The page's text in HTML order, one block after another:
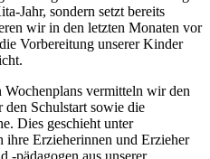
Jahr, sondern setzt bereits
wir in den letzten Monaten vor
Vorbereitung unserer Kinder
vermitteln wir den
Schulstart sowie die
Dies geschieht unter
Erzieherinnen und Erzieher
-pädagogen aus unserer